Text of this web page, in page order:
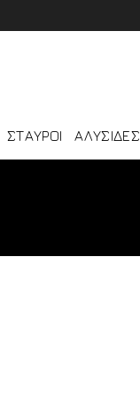
ΣΤΑΥΡΟΙ ΑΛΥΣΙΔΕΣ